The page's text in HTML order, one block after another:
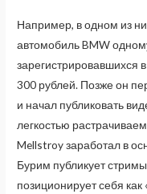
Например, в одном из
автомобиль BMW
зарегистрировавшихся
300 рублей. Позже он
и начал публиковать
легкостью
Mellstroy заработал в
Бурим публикует
позиционирует себя